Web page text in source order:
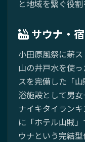
と地域を繋ぐ役割
サウナ・
小田原風祭に薪
山の井戸水を使
スを完備した「
浴施設として男
ナイキタイラン
に「ホテル山賊
ウナという完結